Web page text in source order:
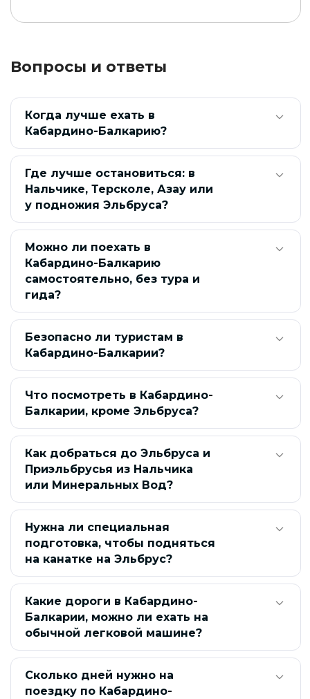
Туры в Кабардино-Балкарию в сентябре
Туры в Кабардино-Балкарию летом
Экскурсионные туры в Кабардино-Балкарию из Нальчика
Экскурсионные туры в Кабардино-Балкарию из
Владикавказа
Кисловодска
Экскурсионные туры в Кабардино-Балкарию из
Пятигорска
Экскурсионные туры в Кабардино-Балкарию из
Краснодара
Экскурсионные туры в Кабардино-Балкарию из Москвы
Экскурсионные туры в Кабардино-Балкарию из Санкт-
Экскурсионные туры в Кабардино-Балкарию из
Экскурсионные туры в Кабардино-Балкарию из
Волгограда
Экскурсии на Голубые озера Верхней Балкарии
Экскурсии в Баксанскую нейтринную обсерваторию
Конные туры в Кабардино-Балкарии
Оздоровительные туры в Кабардино-Балкарию
Туры в Кабардино-Балкарию на 1–4 дня
Вопросы и ответы
Когда лучше ехать в
Кабардино-Балкарию?
Где лучше остановиться: в
Нальчике, Терсколе, Азау или
у подножия Эльбруса?
Можно ли поехать в
Кабардино-Балкарию
самостоятельно, без тура и
гида?
Безопасно ли туристам в
Кабардино-Балкарии?
Что посмотреть в Кабардино-
Балкарии, кроме Эльбруса?
Как добраться до Эльбруса и
Приэльбрусья из Нальчика
или Минеральных Вод?
Нужна ли специальная
подготовка, чтобы подняться
на канатке на Эльбрус?
Какие дороги в Кабардино-
Балкарии, можно ли ехать на
обычной легковой машине?
Сколько дней нужно на
поездку по Кабардино-